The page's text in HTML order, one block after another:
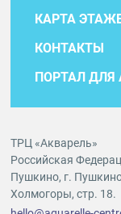
КАРТА
КОНТАКТЫ
ПОРТАЛ ДЛЯ
ТРЦ «Акварель»
Российская
Пушкино, г.
Холмогоры, стр. 18.